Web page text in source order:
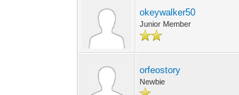
okeywalker50
Junior Member
orfeostory
Newbie